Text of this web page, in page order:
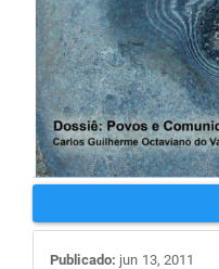
Publicado: jun 13, 2011